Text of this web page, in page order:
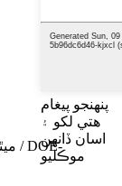
پنهنجو پيغام
هتي لکو ۽
اسان ڏانهن
موڪليو